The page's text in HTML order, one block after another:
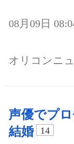
08月09日
オリコンニ
声優でプ
結婚
14